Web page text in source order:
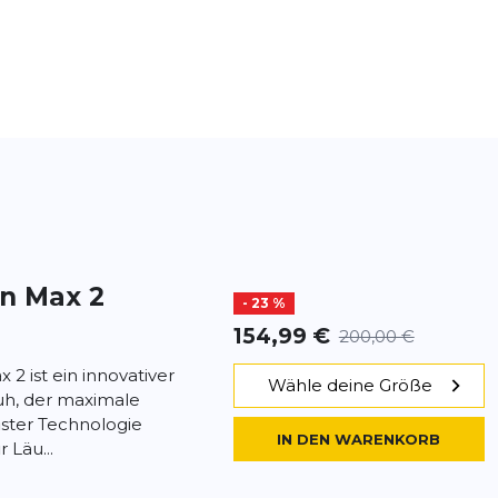
Max 2 - 23 %
154,99 € 200,00 €
2 ist ein innovativer
der maximale
Technologie
Läu...
Wähle deine Größe
IN DEN WARENKORB